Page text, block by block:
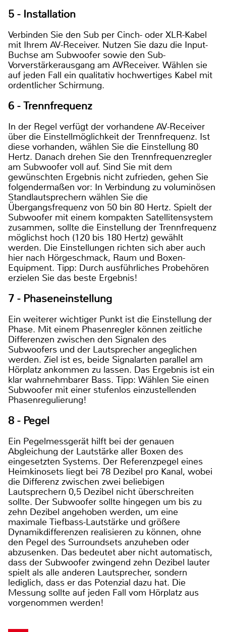
5 - Installation
Verbinden Sie den Sub per Cinch- oder XLR-Kabel
mit Ihrem AV-Receiver. Nutzen Sie dazu die Input-
Buchse am Subwoofer sowie den Sub-
Vorverstärkerausgang am AVReceiver. Wählen sie
auf jeden Fall ein qualitativ hochwertiges Kabel mit
ordentlicher Schirmung.
6 - Trennfrequenz
In der Regel verfügt der vorhandene AV-Receiver
über die Einstellmöglichkeit der Trennfrequenz. Ist
diese vorhanden, wählen Sie die Einstellung 80
Hertz. Danach drehen Sie den Trennfrequenzregler
am Subwoofer voll auf. Sind Sie mit dem
gewünschten Ergebnis nicht zufrieden, gehen Sie
folgendermaßen vor: In Verbindung zu voluminösen
Standlautsprechern wählen Sie die
Übergangsfrequenz von 50 bin 80 Hertz. Spielt der
Subwoofer mit einem kompakten Satellitensystem
zusammen, sollte die Einstellung der Trennfrequenz
möglichst hoch (120 bis 180 Hertz) gewählt
werden. Die Einstellungen richten sich aber auch
hier nach Hörgeschmack, Raum und Boxen-
Equipment. Tipp: Durch ausführliches Probehören
erzielen Sie das beste Ergebnis!
7 - Phaseneinstellung
Ein weiterer wichtiger Punkt ist die Einstellung der
Phase. Mit einem Phasenregler können zeitliche
Differenzen zwischen den Signalen des
Subwoofers und der Lautsprecher angeglichen
werden. Ziel ist es, beide Signalarten parallel am
Hörplatz ankommen zu lassen. Das Ergebnis ist ein
klar wahrnehmbarer Bass. Tipp: Wählen Sie einen
Subwoofer mit einer stufenlos einzustellenden
Phasenregulierung!
8 - Pegel
Ein Pegelmessgerät hilft bei der genauen
Abgleichung der Lautstärke aller Boxen des
eingesetzten Systems. Der Referenzpegel eines
Heimkinosets liegt bei 78 Dezibel pro Kanal, wobei
die Differenz zwischen zwei beliebigen
Lautsprechern 0,5 Dezibel nicht überschreiten
sollte. Der Subwoofer sollte hingegen um bis zu
zehn Dezibel angehoben werden, um eine
maximale Tiefbass-Lautstärke und größere
Dynamikdifferenzen realisieren zu können, ohne
den Pegel des Surroundsets anzuheben oder
abzusenken. Das bedeutet aber nicht automatisch,
dass der Subwoofer zwingend zehn Dezibel lauter
spielt als alle anderen Lautsprecher, sondern
lediglich, dass er das Potenzial dazu hat. Die
Messung sollte auf jeden Fall vom Hörplatz aus
vorgenommen werden!